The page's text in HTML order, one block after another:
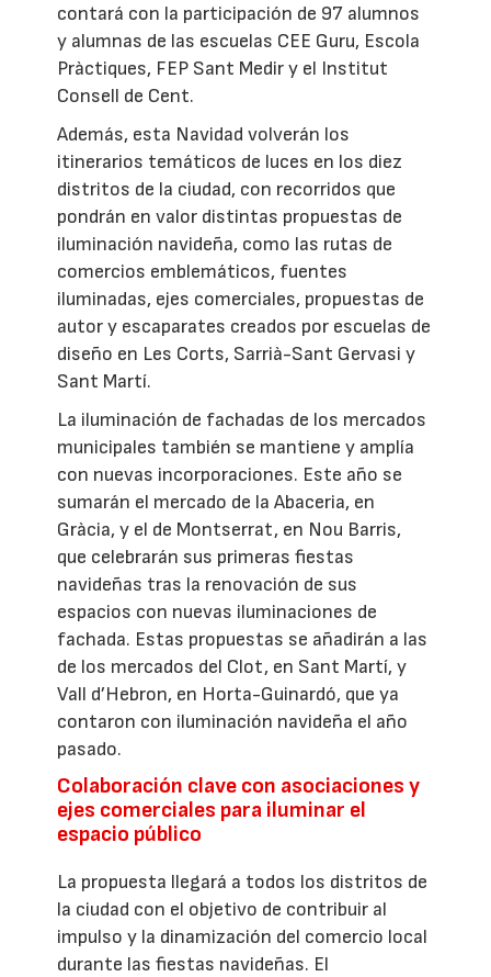
contará con la participación de 97 alumnos
y alumnas de las escuelas CEE Guru, Escola
Pràctiques, FEP Sant Medir y el Institut
Consell de Cent.
Además, esta Navidad volverán los
itinerarios temáticos de luces en los diez
distritos de la ciudad, con recorridos que
pondrán en valor distintas propuestas de
iluminación navideña, como las rutas de
comercios emblemáticos, fuentes
iluminadas, ejes comerciales, propuestas de
autor y escaparates creados por escuelas de
diseño en Les Corts, Sarrià-Sant Gervasi y
Sant Martí.
La iluminación de fachadas de los mercados
municipales también se mantiene y amplía
con nuevas incorporaciones. Este año se
sumarán el mercado de la Abaceria, en
Gràcia, y el de Montserrat, en Nou Barris,
que celebrarán sus primeras fiestas
navideñas tras la renovación de sus
espacios con nuevas iluminaciones de
fachada. Estas propuestas se añadirán a las
de los mercados del Clot, en Sant Martí, y
Vall d’Hebron, en Horta-Guinardó, que ya
contaron con iluminación navideña el año
pasado.
Colaboración clave con asociaciones y
ejes comerciales para iluminar el
espacio público
La propuesta llegará a todos los distritos de
la ciudad con el objetivo de contribuir al
impulso y la dinamización del comercio local
durante las fiestas navideñas. El